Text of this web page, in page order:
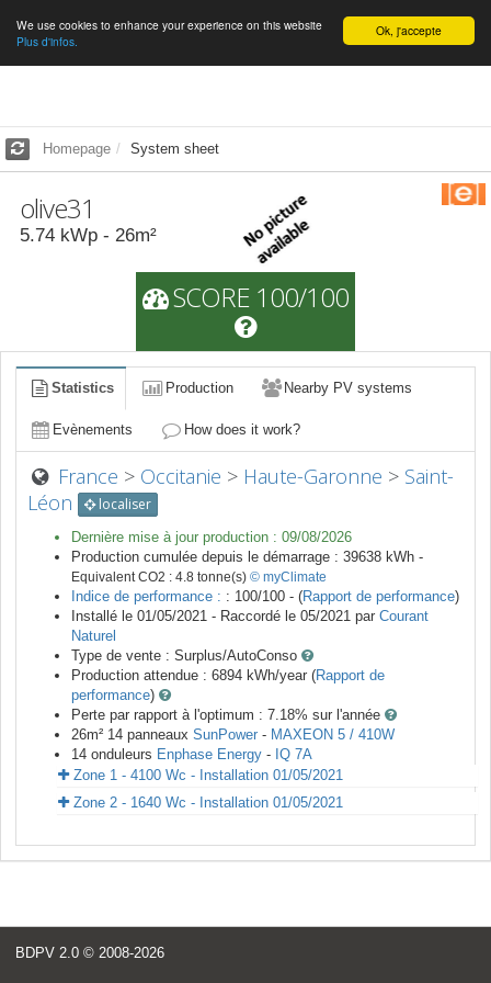
English Ok, j'accepte
We use cookies to enhance your experience on this website
Plus d'infos.
Homepage System sheet
olive31
5.74 kWp - 26m²
SCORE 100/100
Statistics Production Nearby PV systems
Evènements How does it work?
France > Occitanie > Haute-Garonne > Saint-
Léon
localiser
Dernière mise à jour production : 09/08/2026
Production cumulée depuis le démarrage : 39638 kWh -
Equivalent CO2 : 4.8 tonne(s) © myClimate
Indice de performance : : 100/100 - (Rapport de performance)
Installé le 01/05/2021 - Raccordé le 05/2021 par Courant
Naturel
Type de vente : Surplus/AutoConso
Production attendue : 6894 kWh/year (Rapport de
performance)
Perte par rapport à l'optimum : 7.18% sur l'année
26m² 14 panneaux SunPower - MAXEON 5 / 410W
14 onduleurs Enphase Energy - IQ 7A
Zone 1 - 4100 Wc - Installation 01/05/2021
Zone 2 - 1640 Wc - Installation 01/05/2021
BDPV 2.0 © 2008-2026